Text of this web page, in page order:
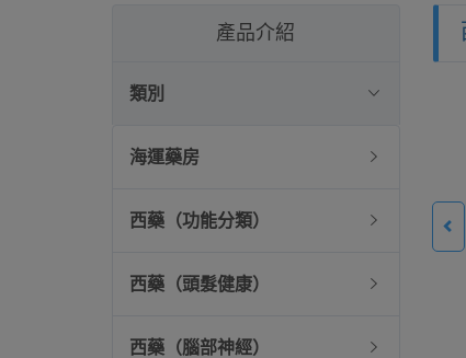
產品介紹
類別
海運藥房
西藥（功能分類）
西藥（頭髮健康）
西藥（腦部神經）